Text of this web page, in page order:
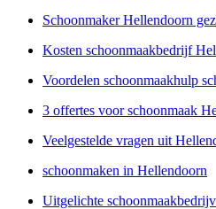
Schoonmaker Hellendoorn
Kosten schoonmaakbedrijf
Voordelen schoonmaakhulp
3 offertes voor schoonmaak
Veelgestelde vragen uit
schoonmaken in Hellendoorn
Uitgelichte